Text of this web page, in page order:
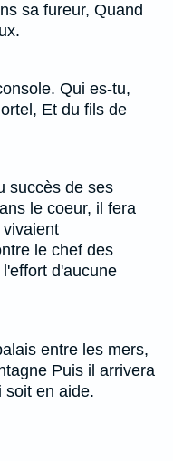
sa fureur, Quand
Qui es-tu,
Et du fils de
succès de ses
le coeur, il fera
le chef des
d'aucune
entre les mers,
Puis il arrivera
soit en aide.